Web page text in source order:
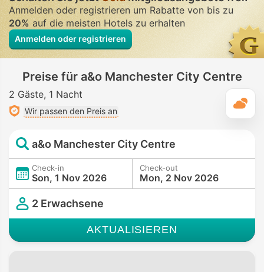
Anmelden oder registrieren um Rabatte von bis zu
20%auf die meisten Hotels zu erhalten
Anmelden oder registrieren
Preise für a&o Manchester City Centre
2 Gäste 1 Nacht
Wir passen den Preis an
a&o Manchester City Centre
Check-in
Son, 1 Nov 2026
Check-out
Mon, 2 Nov 2026
2 Erwachsene
AKTUALISIEREN